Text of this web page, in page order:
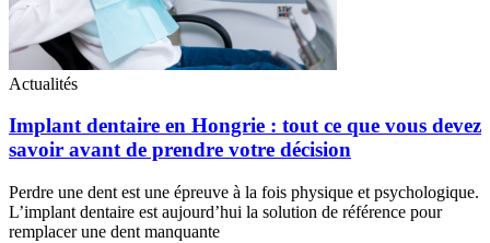
Actualités
Implant dentaire en Hongrie : tout ce que vous devez
savoir avant de prendre votre décision
Perdre une dent est une épreuve à la fois physique et psychologique.
L’implant dentaire est aujourd’hui la solution de référence pour
remplacer une dent manquante